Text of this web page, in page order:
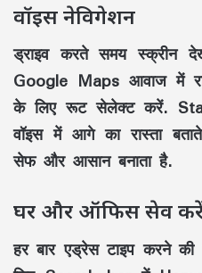
वॉइस नेविगेशन
ड्राइव करते समय स्क्रीन
Google Maps आवाज में
के लिए रूट सेलेक्ट करें.
वॉइस में आगे का रास्ता
सेफ और आसान बनाता है.
घर और ऑफिस सेव
हर बार एड्रेस टाइप करने